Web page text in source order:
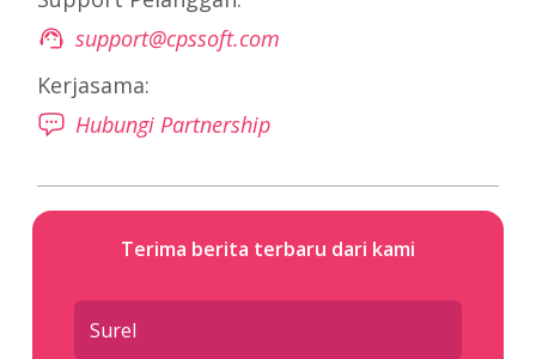
support@cpssoft.com
Kerjasama:
Hubungi Partnership
Terima berita terbaru dari kami